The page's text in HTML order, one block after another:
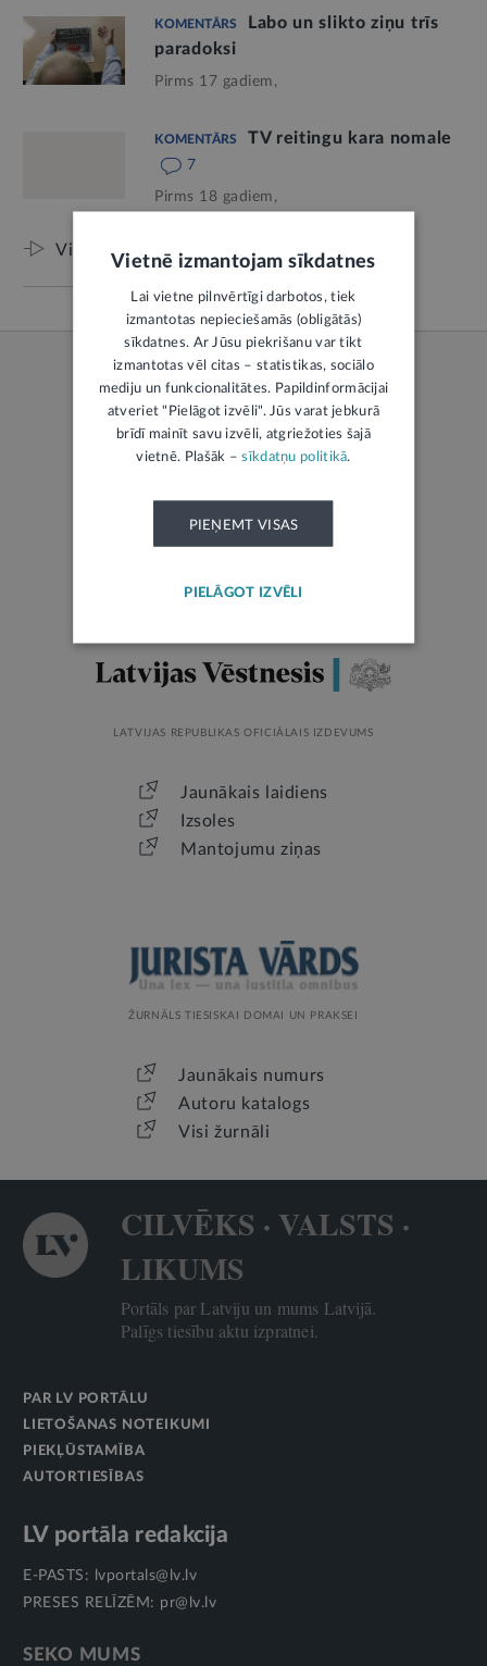
KOMENTĀRS
Labo un slikto ziņu trīs
paradoksi
Pirms 17 gadiem,
KOMENTĀRS TV reitingu kara nomale
7
Pirms 18 gadiem,
Visi raksti
LATVIJAS REPUBLIKAS TIESĪBU AKTI
Visvairāk skatītie
LATVIJAS REPUBLIKAS OFICIĀLAIS IZDEVUMS
Jaunākais laidiens
Izsoles
Mantojumu ziņas
ŽURNĀLS TIESISKAI DOMAI UN PRAKSEI
Jaunākais numurs
Autoru katalogs
Visi žurnāli
CILVĒKS · VALSTS ·
LIKUMS
Portāls par Latviju un mums Latvijā.
Palīgs tiesību aktu izpratnei.
PAR LV PORTĀLU
LIETOŠANAS NOTEIKUMI
PIEKĻŪSTAMĪBA
AUTORTIESĪBAS
LV portāla redakcija
E-PASTS:
lvportals@lv.lv
PRESES RELĪZĒM: pr@lv.lv
SEKO MUMS
Vietnē izmantojam sīkdatnes
Lai vietne pilnvērtīgi darbotos, tiek
izmantotas nepieciešamās (obligātās)
sīkdatnes. Ar Jūsu piekrišanu var tikt
izmantotas vēl citas – statistikas, sociālo
mediju un funkcionalitātes. Papildinformācijai
atveriet "Pielāgot izvēli". Jūs varat jebkurā
brīdī mainīt savu izvēli, atgriežoties šajā
vietnē. Plašāk –sīkdatņu politikā.
PIEŅEMT VISAS
PIELĀGOT IZVĒLI